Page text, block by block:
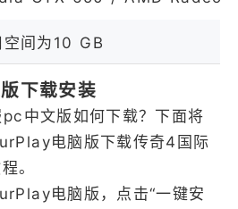
空间为10 GB
下载安装
中文版如何下载？下面将
电脑版下载传奇4国际
。
电脑版，点击“一键安